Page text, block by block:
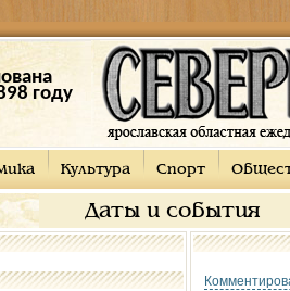
году
Культура Спорт
Даты и события